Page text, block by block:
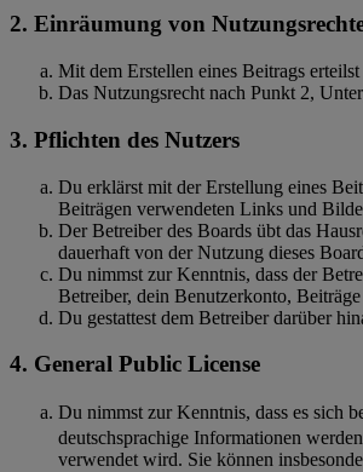
2. Einräumung von
Mit dem Erstellen eines Beitrags
Das Nutzungsrecht nach Punkt 2,
3. Pflichten des Nutzers
Du erklärst mit der Erstellung eines
Beiträgen verwendeten Links und
Der Betreiber des Boards übt das
dauerhaft von der Nutzung dieses
Du nimmst zur Kenntnis, dass der
Betreiber, dein Benutzerkonto,
Du gestattest dem Betreiber darüber
4. General Public License
Du nimmst zur Kenntnis, dass es sich
deutschsprachige Informationen
verwendet wird. Sie können